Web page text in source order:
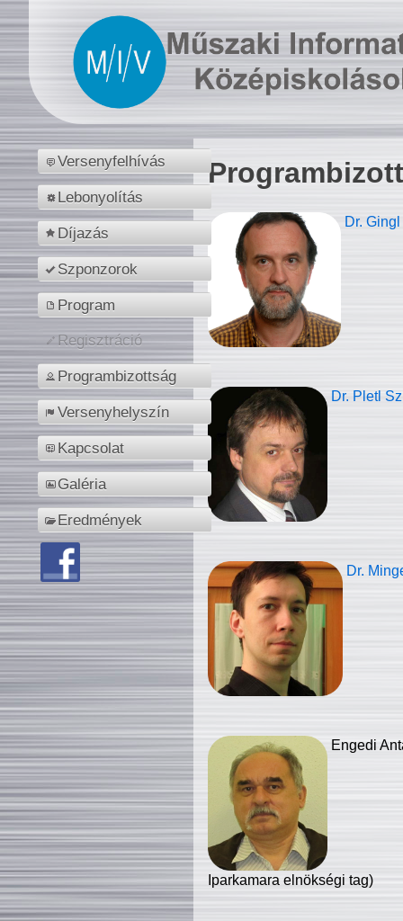
Versenyfelhívás
Lebonyolítás
Díjazás
Szponzorok
Program
Regisztráció
Programbizottság
Versenyhelyszín
Kapcsolat
Galéria
Eredmények
Dr.
Dr. Pletl
Dr.
Engedi
Iparkamara elnökségi tag)